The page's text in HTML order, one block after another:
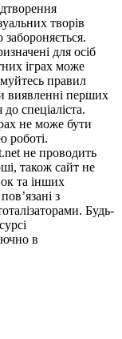
творів
для осіб
іграх може
правил
виявленні перших
спеціаліста.
не може бути
роботі.
не проводить
також сайт не
та інших
з
Будь-
в